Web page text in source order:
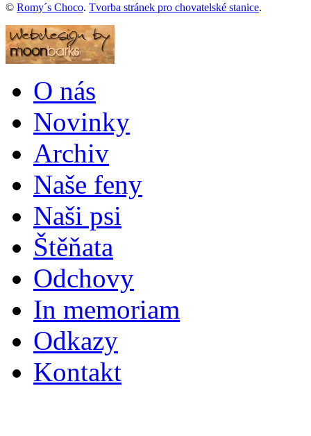
© Romy´s Choco. Tvorba stránek pro chovatelské stanice.
O nás
Novinky
Archiv
Naše feny
Naši psi
Štěňata
Odchovy
In memoriam
Odkazy
Kontakt